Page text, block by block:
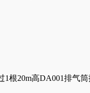
1根20m高DA001排气